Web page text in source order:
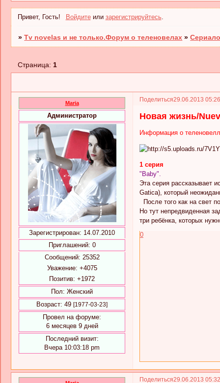
Привет, Гость! Войдитеили зарегистрируйтесь.
»Tv novelas и не только.Форум о теленовелах »
Страница:1
Поделиться29.06.2013
Maria
Администратор
Зарегистрирован: 14.07.2010
Приглашений: 0
Сообщений: 25352
Уважение: +4075
Позитив: +1972
Пол: Женский
Возраст: 49 [1977-03-23]
Провел на форуме:
6 месяцев 9 дней
Последний визит:
Вчера 10:03:18 pm
Новая жизнь/
Информация о
1 серия
"Baby".
Эта серия
Gatica), который
После того как на свет
Но тут непредвиденная
три ребёнка, которых
0
Поделиться29.06.2013